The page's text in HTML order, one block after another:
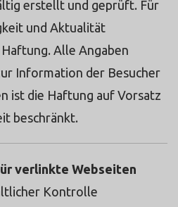
erstellt und geprüft. Für
und Aktualität
Alle Angaben
Information der Besucher
ist die Haftung auf Vorsatz
beschränkt.
verlinkte Webseiten
Kontrolle